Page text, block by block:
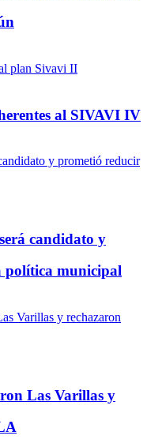
al SIVAVI IV
candidato y
política municipal
Las Varillas y